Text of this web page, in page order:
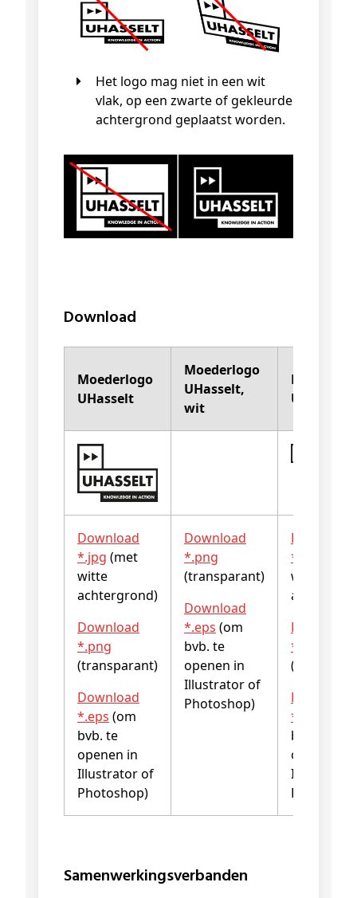
Het logo mag niet in een wit
vlak, op een zwarte of gekleurde
achtergrond geplaatst worden.
Download
Moederlogo
UHasselt
Moederlogo
UHasselt,
wit
Plat logo
UHasselt
Download
*.jpg (met
witte
achtergrond)
Download
*.png
(transparant)
Download
*.eps (om
bvb. te
openen in
Illustrator of
Photoshop)
Download
*.png
(transparant)
Download
*.eps (om
bvb. te
openen in
Illustrator of
Photoshop)
Download
*.jpg
witte
Download
*.png
Download
*.eps
bvb. te
openen in
Illustrator
Samenwerkingsverbanden